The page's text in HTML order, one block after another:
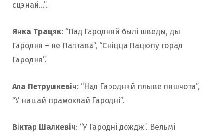
сцэнай…”.
Янка Трацяк: “Пад Гародняй былі шведы, ды
Гародня – не Палтава”, “Сніцца Пацюпу горад
Гародня”.
Ала Петрушкевіч: “Над Гародняй плыве пяшчота”,
“У нашай прамоклай Гародні”.
Віктар Шалкевіч: “У Гародні дождж”. Вельмі